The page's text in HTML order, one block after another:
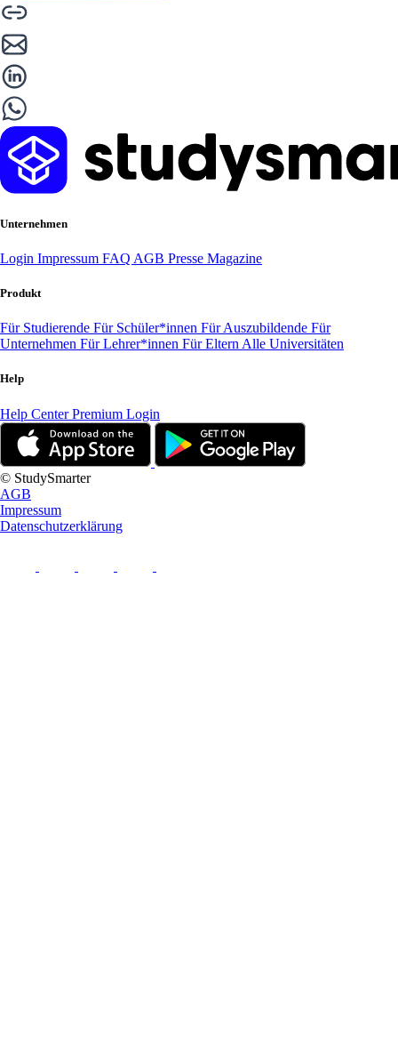
Unternehmen
Login Impressum FAQ AGB Presse Magazine
Produkt
Für Studierende Für Schüler*innen Für Auszubildende Für
Unternehmen Für Lehrer*innen Für Eltern Alle Universitäten
Help
Help CenterPremium Login
© StudySmarter
AGB
Impressum
Datenschutzerklärung